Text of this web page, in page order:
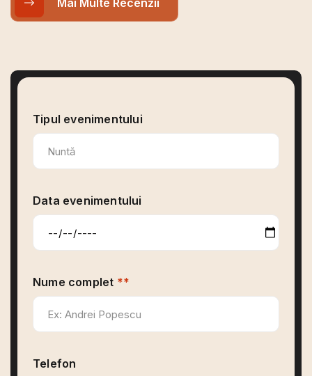
cadre foarte frumoase si amintiri care raman
"Piticul meu s-a simțit minunat, fotograful a
fost foarte priceput și a avut muuulta răbdare,
a fost o ședință de Crăciun tare frumoasă.
Mai Multe Recenzii
Tipul evenimentului
Data evenimentului
Nume complet **
Telefon